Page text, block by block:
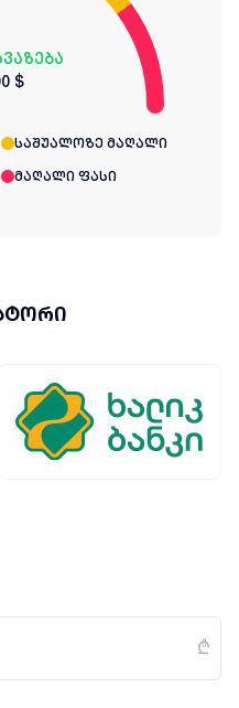
$
საშუალოზე მაღალი
მაღალი ფასი
₾